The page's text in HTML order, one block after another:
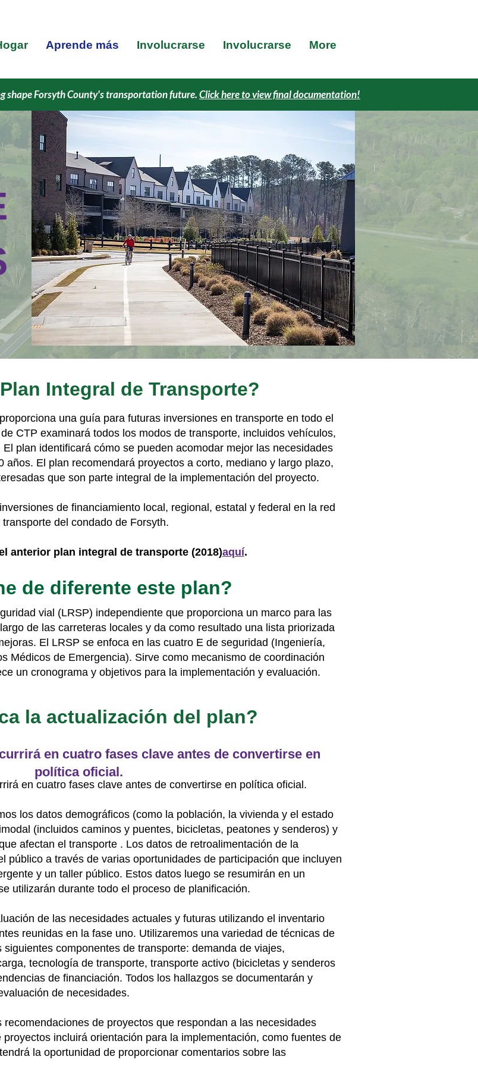
Aprende más Involucrarse Involucrarse More
shape Forsyth County's transportation future.Click here to view final documentation!
Integral de Transporte?
una guía para futuras inversiones en transporte en todo el
CTP examinará todos los modos de transporte, incluidos vehículos,
plan identificará cómo se pueden acomodar mejor las necesidades
años. El plan recomendará proyectos a corto, mediano y largo plazo,
que son parte integral de la implementación del proyecto.
de financiamiento local, regional, estatal y federal en la red
transporte del condado de Forsyth.
anterior plan integral de transporte (2018)aquí.
de diferente este plan?
vial (LRSP) independiente que proporciona un marco para las
de las carreteras locales y da como resultado una lista priorizada
El LRSP se enfoca en las cuatro E de seguridad (Ingeniería,
Médicos de Emergencia). Sirve como mecanismo de coordinación
un cronograma y objetivos para la implementación y evaluación.
la actualización del plan?
en cuatro fases clave antes de convertirse en
política oficial.
en cuatro fases clave antes de convertirse en política oficial.
los datos demográficos (como la población, la vivienda y el estado
(incluidos caminos y puentes, bicicletas, peatones y senderos) y
afectan el transporte . Los datos de retroalimentación de la
público a través de varias oportunidades de participación que incluyen
y un taller público. Estos datos luego se resumirán en un
utilizarán durante todo el proceso de planificación.
de las necesidades actuales y futuras utilizando el inventario
reunidas en la fase uno. Utilizaremos una variedad de técnicas de
siguientes componentes de transporte: demanda de viajes,
tecnología de transporte, transporte activo (bicicletas y senderos
de financiación. Todos los hallazgos se documentarán y
de necesidades.
recomendaciones de proyectos que respondan a las necesidades
incluirá orientación para la implementación, como fuentes de
la oportunidad de proporcionar comentarios sobre las